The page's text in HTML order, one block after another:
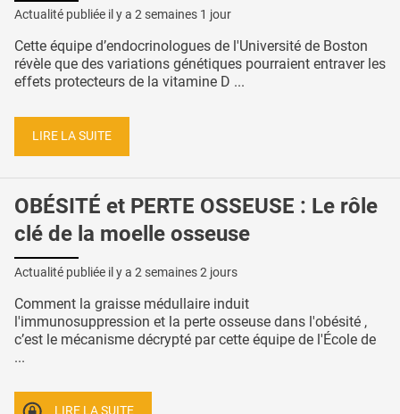
Actualité publiée il y a 2 semaines 1 jour
Cette équipe d’endocrinologues de l'Université de Boston
révèle que des variations génétiques pourraient entraver les
effets protecteurs de la vitamine D ...
LIRE LA SUITE
OBÉSITÉ et PERTE OSSEUSE : Le rôle
clé de la moelle osseuse
Actualité publiée il y a 2 semaines 2 jours
Comment la graisse médullaire induit
l'immunosuppression et la perte osseuse dans l'obésité ,
c’est le mécanisme décrypté par cette équipe de l'École de
...